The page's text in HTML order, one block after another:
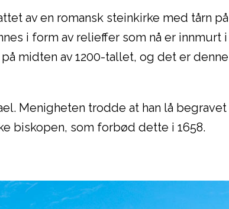
av en romansk steinkirke med tårn på
i form av relieffer som nå er innmurt i
midten av 1200-tallet, og det er denne
Menigheten trodde at han lå begravet
biskopen, som forbød dette i 1658.